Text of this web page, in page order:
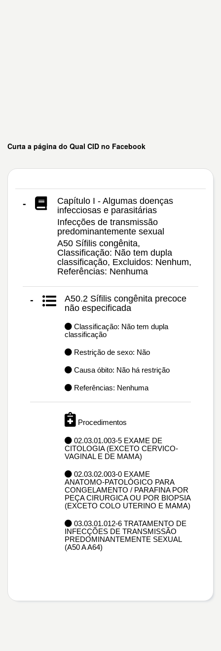
Curta a página do Qual CID no Facebook
-
Capítulo I - Algumas doenças
infecciosas e parasitárias
Infecções de transmissão
predominantemente sexual
A50 Sífilis congênita,
Classificação: Não tem dupla
classificação, Excluidos: Nenhum,
Referências: Nenhuma
-
A50.2 Sífilis congênita precoce
não especificada
Classificação: Não tem dupla
classificação
Restrição de sexo: Não
Causa óbito: Não há restrição
Referências: Nenhuma
Procedimentos
02.03.01.003-5 EXAME DE
CITOLOGIA (EXCETO CERVICO-
VAGINAL E DE MAMA)
02.03.02.003-0 EXAME
ANATOMO-PATOLÓGICO PARA
CONGELAMENTO / PARAFINA POR
PEÇA CIRURGICA OU POR BIOPSIA
(EXCETO COLO UTERINO E MAMA)
03.03.01.012-6 TRATAMENTO DE
INFECÇÕES DE TRANSMISSÃO
PREDOMINANTEMENTE SEXUAL
(A50 A A64)